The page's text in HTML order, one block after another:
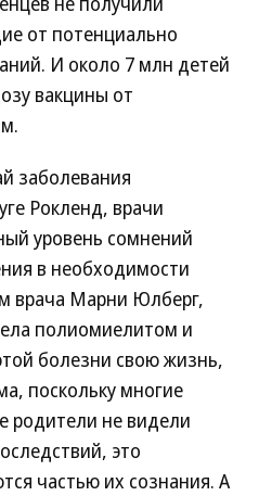
от потенциально
И около 7 млн детей
вакцины от
заболевания
Рокленд, врачи
уровень сомнений
в необходимости
врача Марни Юлберг,
полиомиелитом и
болезни свою жизнь,
поскольку многие
родители не видели
это
частью их сознания. А